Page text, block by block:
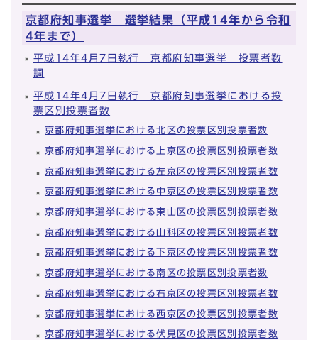
京都府知事選挙 選挙結果（平成14年から令和
4年まで）
平成14年4月7日執行 京都府知事選挙 投票者数
調
平成14年4月7日執行 京都府知事選挙における投
票区別投票者数
京都府知事選挙における北区の投票区別投票者数
京都府知事選挙における上京区の投票区別投票者数
京都府知事選挙における左京区の投票区別投票者数
京都府知事選挙における中京区の投票区別投票者数
京都府知事選挙における東山区の投票区別投票者数
京都府知事選挙における山科区の投票区別投票者数
京都府知事選挙における下京区の投票区別投票者数
京都府知事選挙における南区の投票区別投票者数
京都府知事選挙における右京区の投票区別投票者数
京都府知事選挙における西京区の投票区別投票者数
京都府知事選挙における伏見区の投票区別投票者数